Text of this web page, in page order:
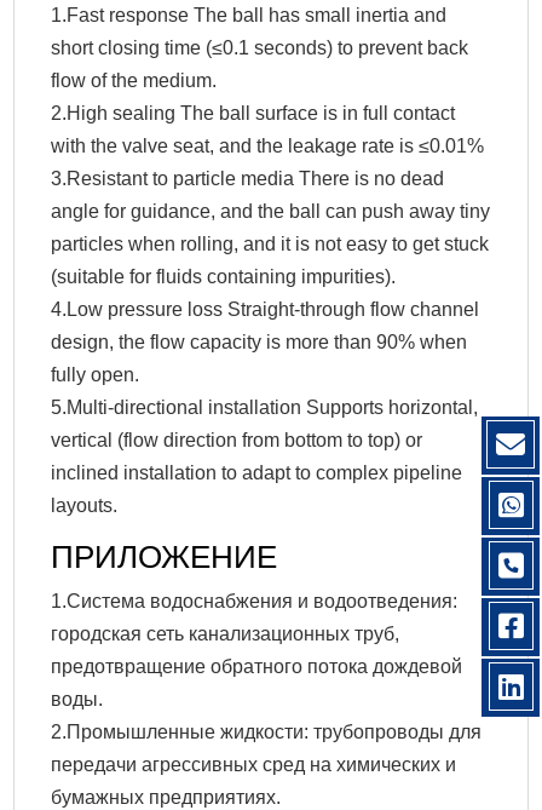
1.Fast response The ball has small inertia and
short closing time (≤0.1 seconds) to prevent back
flow of the medium.
2.High sealing The ball surface is in full contact
with the valve seat, and the leakage rate is ≤0.01%
3.Resistant to particle media There is no dead
angle for guidance, and the ball can push away tiny
particles when rolling, and it is not easy to get stuck
(suitable for fluids containing impurities).
4.Low pressure loss Straight-through flow channel
design, the flow capacity is more than 90% when
fully open.
5.Multi-directional installation Supports horizontal,
vertical (flow direction from bottom to top) or
inclined installation to adapt to complex pipeline
layouts.‌
ПРИЛОЖЕНИЕ
1.Система водоснабжения и водоотведения:
городская сеть канализационных труб,
предотвращение обратного потока дождевой
воды.
2.Промышленные жидкости: трубопроводы для
передачи агрессивных сред на химических и
бумажных предприятиях.